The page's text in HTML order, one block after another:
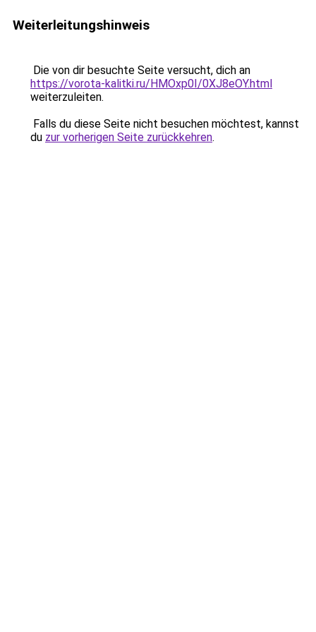
Weiterleitungshinweis
Die von dir besuchte Seite versucht, dich an
https://vorota-kalitki.ru/HMOxp0I/0XJ8eOY.html
weiterzuleiten.
Falls du diese Seite nicht besuchen möchtest, kannst
du zur vorherigen Seite zurückkehren.